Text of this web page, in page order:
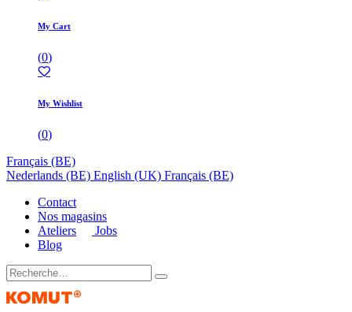
My Cart
(0)
My Wishlist
(0)
Français (BE)
Nederlands (BE) English (UK) Français (BE)
Contact
Nos magasins
Ateliers
Jobs
Blog